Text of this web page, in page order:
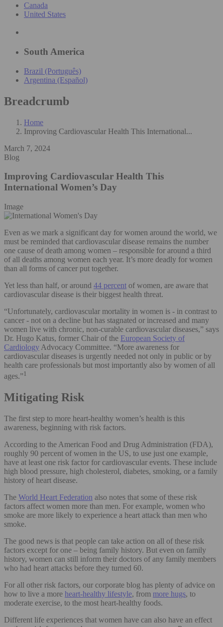
Canada
United States
South America
Brazil (Português)
Argentina (Español)
Breadcrumb
Home
Improving Cardiovascular Health This International...
March 7, 2024
Blog
Improving Cardiovascular Health This
International Women’s Day
Image
Even as we mark a significant day for women around the world, we
must be reminded that cardiovascular disease remains the number
one cause of death among women – responsible for around a third
of all deaths among women each year. It’s more deadly for women
than all forms of cancer put together.
Yet less than half, or around 44 percent of women, are aware that
cardiovascular disease is their biggest health threat.
“Unfortunately, cardiovascular mortality in women is - in contrast to
cancer - not on a decline but has stagnated or increased and many
women live with chronic, non-curable cardiovascular diseases,” says
Dr. Hugo Katus, former Chair of the European Society of
Cardiology Advocacy Committee. “More awareness for
cardiovascular diseases is urgently needed not only in public or by
health care professionals but most importantly also by women of all
ages.”1
Mitigating Risk
The first step to more heart-healthy women’s health is this
awareness, beginning with risk factors.
According to the American Food and Drug Administration (FDA),
roughly 90 percent of women in the US, to use just one example,
have at least one risk factor for cardiovascular events. These include
high blood pressure, high cholesterol, diabetes, smoking, or a family
history of heart disease.
The World Heart Federation also notes that some of these risk
factors affect women more than men. For example, women who
smoke are more likely to experience a heart attack than men who
smoke.
The good news is that people can take action on all of these risk
factors except for one – being family history. But even on family
history, women can still inform their doctors of any family members
who had heart attacks before they turned 60.
For all other risk factors, our corporate blog has plenty of advice on
how to live a more heart-healthy lifestyle, from more hugs, to
moderate exercise, to the most heart-healthy foods.
Different life experiences that women have can also have an effect